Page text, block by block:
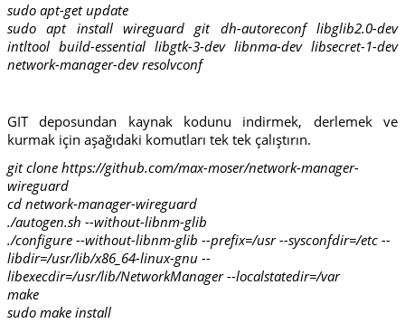
sudo apt-get update
sudo apt install wireguard git dh-autoreconf libglib2.0-dev
intltool build-essential libgtk-3-dev libnma-dev libsecret-1-dev
network-manager-dev resolvconf
GIT deposundan kaynak kodunu indirmek, derlemek ve
kurmak için aşağıdaki komutları tek tek çalıştırın.
git clone https://github.com/max-moser/network-manager-
wireguard
cd network-manager-wireguard
./autogen.sh --without-libnm-glib
./configure --without-libnm-glib --prefix=/usr --sysconfdir=/etc --
libdir=/usr/lib/x86_64-linux-gnu --
libexecdir=/usr/lib/NetworkManager --localstatedir=/var
make
sudo make install